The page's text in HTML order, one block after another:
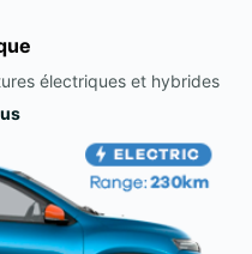
électriques et hybrides